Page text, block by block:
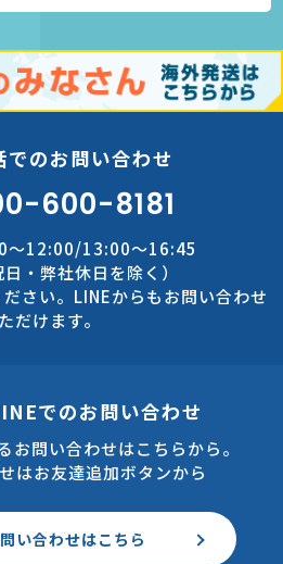
でのお問い合わせ
600-8181
～12:00/13:00～16:45
日・弊社休日を除く）
さい。LINEからもお問い合わせ
だけます。
でのお問い合わせ
お問い合わせはこちらから。
はお友達追加ボタンから
い合わせはこちら